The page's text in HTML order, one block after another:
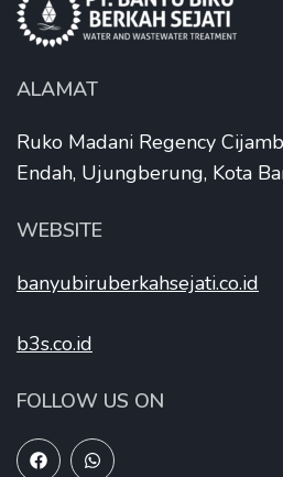
ALAMAT
Ruko Madani Regency
Endah, Ujungberung, Kota
WEBSITE
banyubiruberkahsejati.co.id
b3s.co.id
FOLLOW US ON